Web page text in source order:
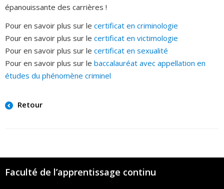
épanouissante des carrières !
Pour en savoir plus sur le certificat en criminologie
Pour en savoir plus sur le certificat en victimologie
Pour en savoir plus sur le certificat en sexualité
Pour en savoir plus sur le baccalauréat avec appellation en
études du phénomène criminel
Retour
Faculté de l’apprentissage continu